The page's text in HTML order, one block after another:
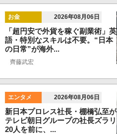
お金 2026年08月06日
「超円安で外貨を稼ぐ副業術」英
語・特別なスキルは不要。“日本
の日常”が海外...
齊藤武宏
エンタメ 2026年08月06日
新日本プロレス社長・棚橋弘至が
テレビ朝日グループの社長ズラリ
20人を前に、...